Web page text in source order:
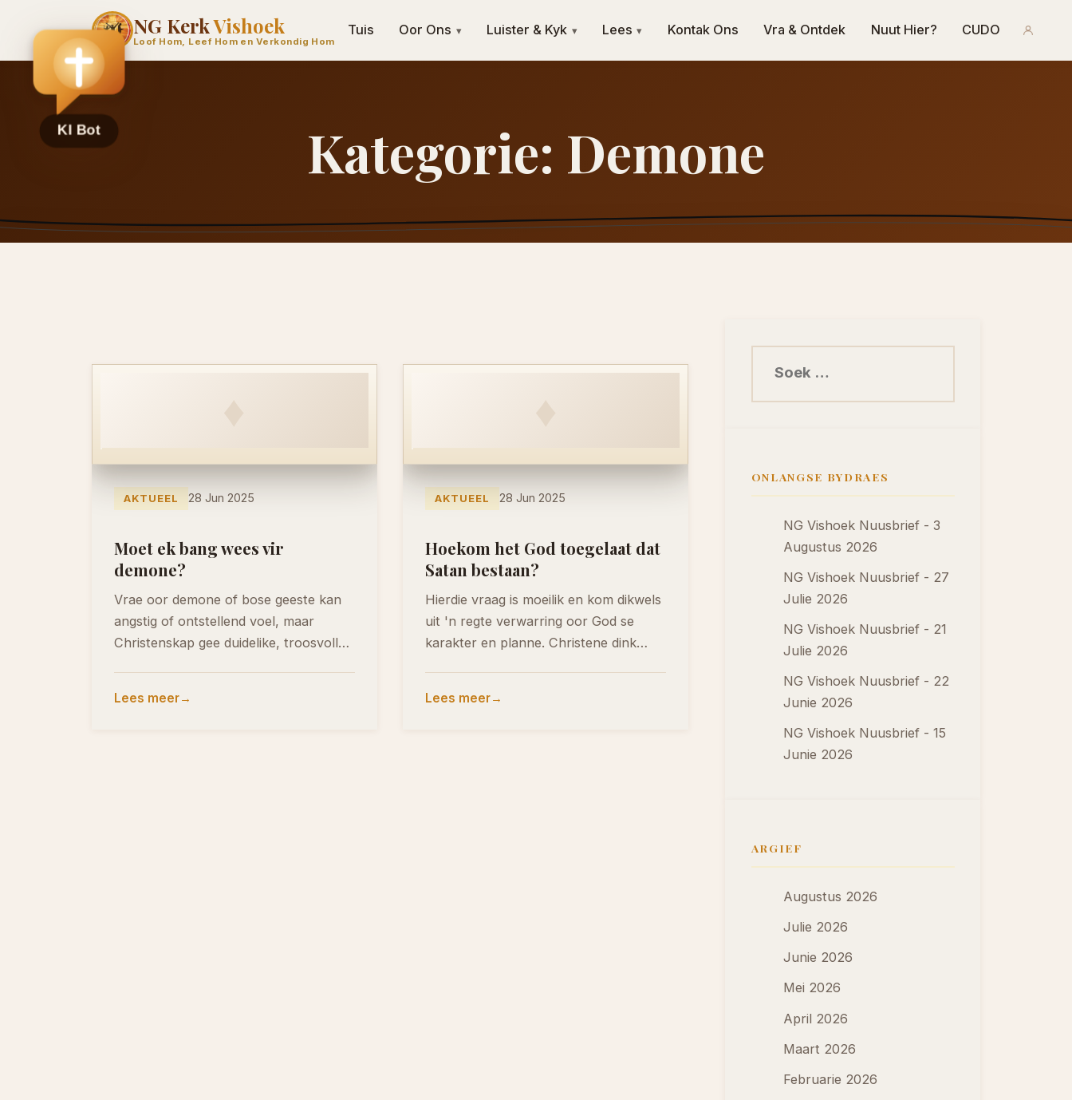
NG KerkVishoek
Loof Hom, Leef Hom en Verkondig Hom
Tuis Oor Ons ▾ Luister & Kyk ▾ Lees ▾ Kontak Ons Vra & Ontdek Nuut Hier? CUDO
Kategorie: Demone
♦
AKTUEEL 28 Jun 2025
Moet ek bang wees vir
demone?
Vrae oor demone of bose geeste kan
angstig of ontstellend voel, maar
Christenskap gee duidelike, troosvolle
Lees meer
♦
AKTUEEL 28 Jun 2025
Hoekom het God toegelaat dat
Satan bestaan?
Hierdie vraag is moeilik en kom dikwels
uit 'n regte verwarring oor God se
karakter en planne. Christene dink
Lees meer
ONLANGSE BYDRAES
NG Vishoek Nuusbrief - 3
Augustus 2026
NG Vishoek Nuusbrief - 27
Julie 2026
NG Vishoek Nuusbrief - 21
Julie 2026
NG Vishoek Nuusbrief - 22
Junie 2026
NG Vishoek Nuusbrief - 15
Junie 2026
ARGIEF
Augustus 2026
Julie 2026
Junie 2026
Mei 2026
April 2026
Maart 2026
Februarie 2026